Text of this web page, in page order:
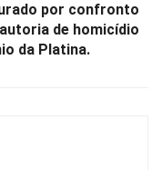
por confronto
de homicídio
da Platina.